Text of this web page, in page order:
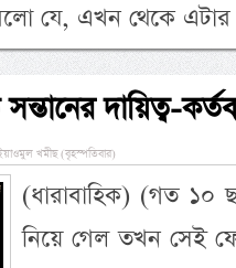
যে, এখন থেকে
দায়িত্ব-
খমীছ (বৃহস্পতিবার)
(ধারাবাহিক) (গত ১০
নিয়ে গেল তখন সেই